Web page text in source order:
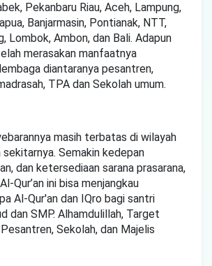
Pekanbaru Riau, Aceh, Lampung,
Banjarmasin, Pontianak, NTT,
Lombok, Ambon, dan Bali. Adapun
merasakan manfaatnya
diantaranya pesantren,
TPA dan Sekolah umum.
masih terbatas di wilayah
Semakin kedepan
dan ketersediaan sarana prasarana,
Qur’an ini bisa menjangkau
Al-Qur'an dan IQro bagi santri
dan SMP. Alhamdulillah, Target
Sekolah, dan Majelis